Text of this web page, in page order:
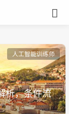
人工智能训练师
析，条件流